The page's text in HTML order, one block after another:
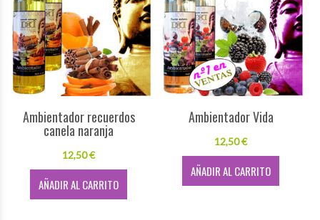
Ambientador recuerdos
canela naranja
12,50 €
AÑADIR AL CARRITO
Ambientador Vida
12,50 €
AÑADIR AL CARRITO